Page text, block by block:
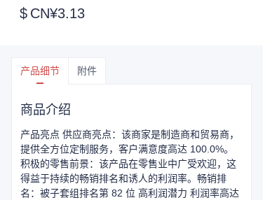
$ CN¥3.13
产品细节 附件
商品介绍
产品亮点 供应商亮点：该商家是制造商和贸易商，
提供全方位定制服务，客户满意度高达 100.0%。
积极的零售前景：该产品在零售业中广受欢迎，这
得益于持续的畅销排名和诱人的利润率。畅销排
名：被子套组排名第 82 位 高利润潜力 利润率高达